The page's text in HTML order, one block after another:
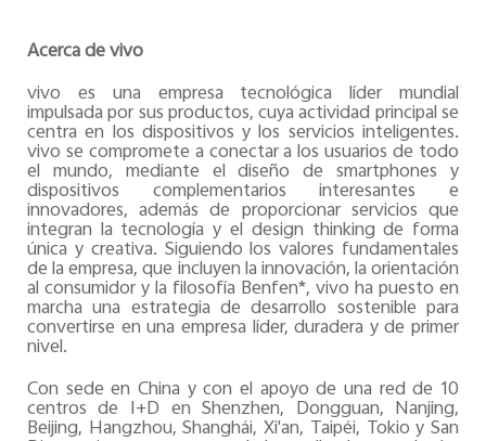
Acerca de vivo
vivo es una empresa tecnológica líder mundial
impulsada por sus productos, cuya actividad principal se
centra en los dispositivos y los servicios inteligentes.
vivo se compromete a conectar a los usuarios de todo
el mundo, mediante el diseño de smartphones y
dispositivos complementarios interesantes e
innovadores, además de proporcionar servicios que
integran la tecnología y el design thinking de forma
única y creativa. Siguiendo los valores fundamentales
de la empresa, que incluyen la innovación, la orientación
al consumidor y la filosofía Benfen*, vivo ha puesto en
marcha una estrategia de desarrollo sostenible para
convertirse en una empresa líder, duradera y de primer
nivel.
Con sede en China y con el apoyo de una red de 10
centros de I+D en Shenzhen, Dongguan, Nanjing,
Beijing, Hangzhou, Shanghái, Xi'an, Taipéi, Tokio y San